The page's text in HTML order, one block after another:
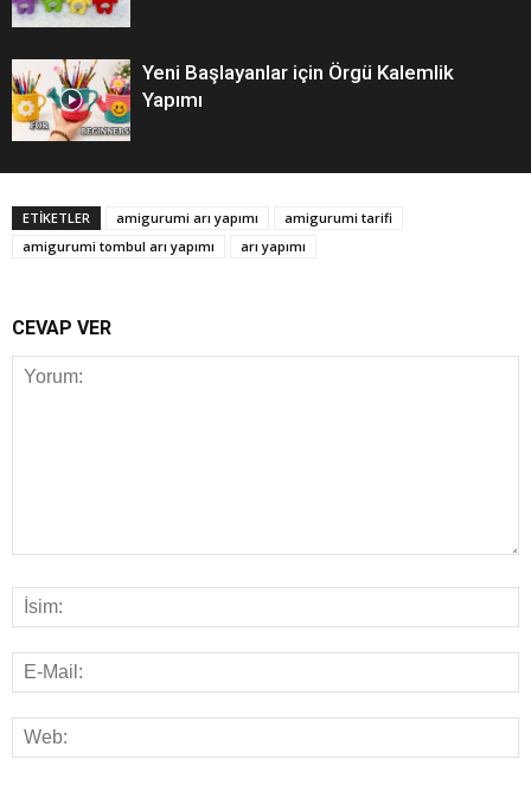
Yeni Başlayanlar için Örgü Kalemlik
Yapımı
ETİKETLER amigurumi arı yapımı
amigurumi tarifi
amigurumi tombul arı yapımı
arı yapımı
CEVAP VER